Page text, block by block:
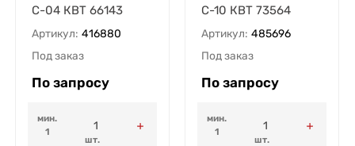
С-04 КВТ 66143
Артикул: 416880
Под заказ
По запросу
мин.
1
шт.
С-10 КВТ 73564
Артикул: 485696
Под заказ
По запросу
мин.
1
шт.